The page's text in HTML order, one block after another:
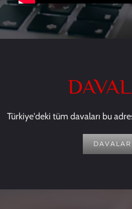
Türkiye'deki tüm davaları bu
DAVALAR